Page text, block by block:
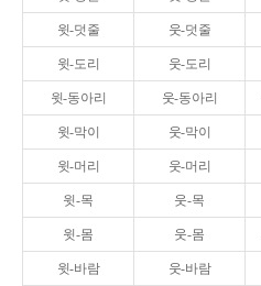
윗-덧줄 웃-덧줄
윗-도리 웃-도리
윗-동아리 웃-동아리
윗-막이 웃-막이
윗-머리 웃-머리
윗-목 웃-목
윗-몸 웃-몸
윗-바람 웃-바람